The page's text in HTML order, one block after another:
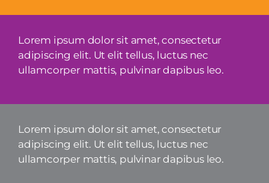
Lorem ipsum dolor sit amet, consectetur
adipiscing elit. Ut elit tellus, luctus nec
ullamcorper mattis, pulvinar dapibus leo.
Lorem ipsum dolor sit amet, consectetur
adipiscing elit. Ut elit tellus, luctus nec
ullamcorper mattis, pulvinar dapibus leo.